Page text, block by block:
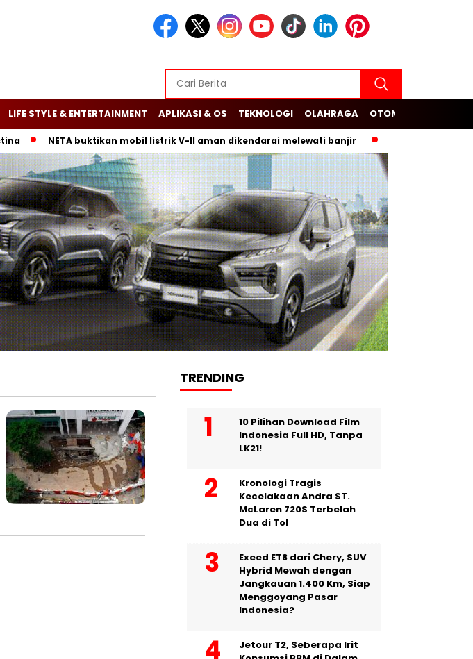
LIFE STYLE & ENTERTAINMENT APLIKASI & OS TEKNOLOGI OLAHRAGA OTOMOTIF
NETA buktikan mobil listrik V-II aman dikendarai melewati banjir Budi Arie Setiadi
TRENDING
10 Pilihan Download Film
Indonesia Full HD, Tanpa
LK21!
Kronologi Tragis
Kecelakaan Andra ST.
McLaren 720S Terbelah
Dua di Tol
Exeed ET8 dari Chery, SUV
Hybrid Mewah dengan
Jangkauan 1.400 Km, Siap
Menggoyang Pasar
Indonesia?
Jetour T2, Seberapa Irit